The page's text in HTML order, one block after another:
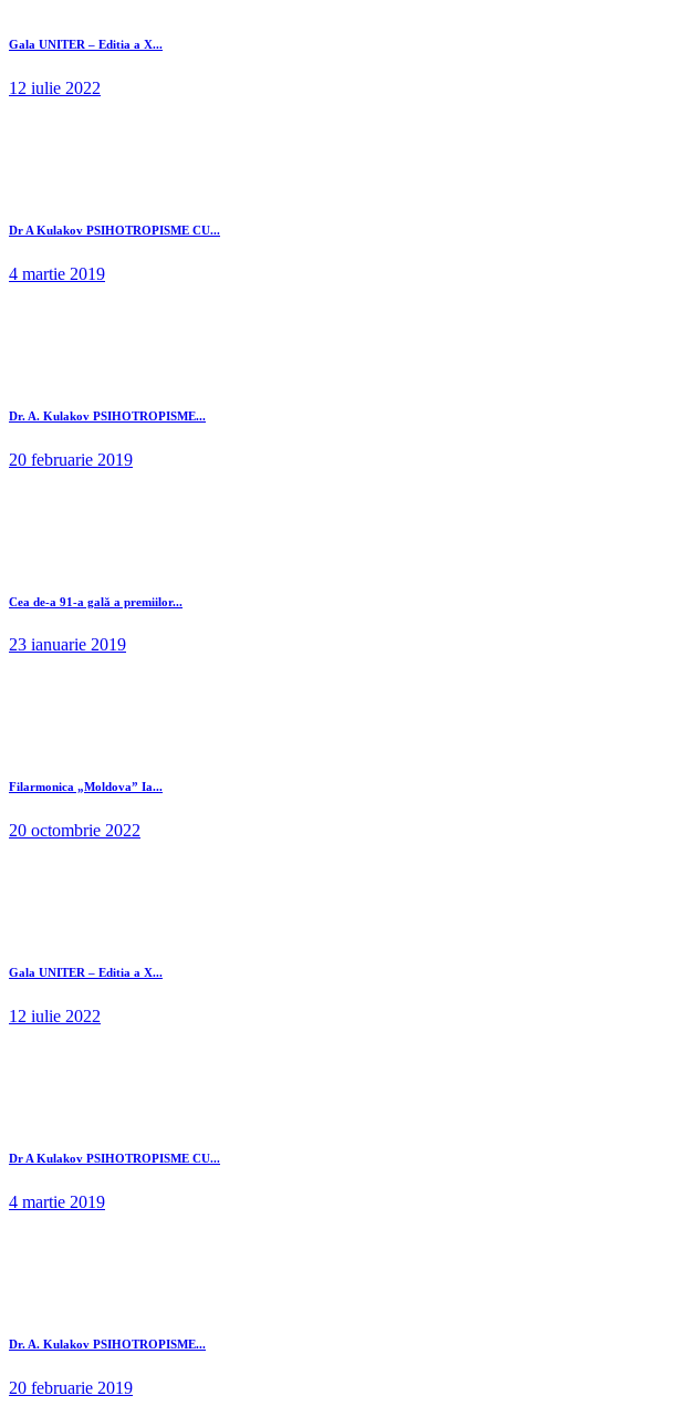
Gala UNITER – Editia a X...
12 iulie 2022
Dr A Kulakov PSIHOTROPISME CU...
4 martie 2019
Dr. A. Kulakov PSIHOTROPISME...
20 februarie 2019
Cea de-a 91-a gală a premiilor...
23 ianuarie 2019
Filarmonica „Moldova” Ia...
20 octombrie 2022
Gala UNITER – Editia a X...
12 iulie 2022
Dr A Kulakov PSIHOTROPISME CU...
4 martie 2019
Dr. A. Kulakov PSIHOTROPISME...
20 februarie 2019